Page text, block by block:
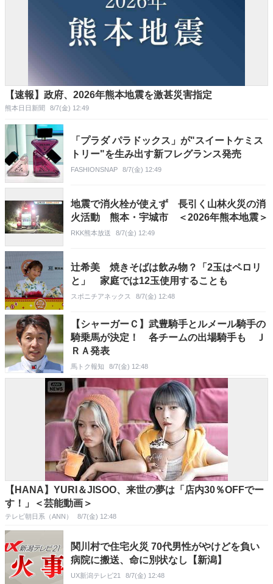
【速報】政府、2026年熊本地震を激甚災害指定
熊本日日新聞 8/7(金) 12:49
「プラダ パラドックス」が"スイートケミス
トリー"を生み出す新フレグランス発売
FASHIONSNAP 8/7(金) 12:49
地震で消火栓が使えず 長引く山林火災の消
火活動 熊本・宇城市 ＜2026年熊本地震＞
RKK熊本放送 8/7(金) 12:49
辻希美 焼きそばは飲み物？「2玉はペロリ
と」 家庭では12玉使用することも
スポニチアネックス 8/7(金) 12:48
【シャーガーＣ】武豊騎手とルメール騎手の
騎乗馬が決定！ 各チームの出場騎手も Ｊ
ＲＡ発表
馬トク報知 8/7(金) 12:48
【HANA】YURI＆JISOO、来世の夢は「店内30％OFFでー
す！」＜芸能動画＞
テレビ朝日系（ANN） 8/7(金) 12:48
関川村で住宅火災 70代男性がやけどを負い
病院に搬送、命に別状なし【新潟】
UX新潟テレビ21 8/7(金) 12:48